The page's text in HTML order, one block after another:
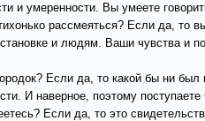
и умеренности. Вы умеете
рассмеяться? Если да, то
и людям. Ваши чувства и
Если да, то какой бы ни
И наверное, поэтому поступаете
Если да, то это